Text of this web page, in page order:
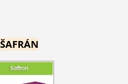
ŠAFRÁN